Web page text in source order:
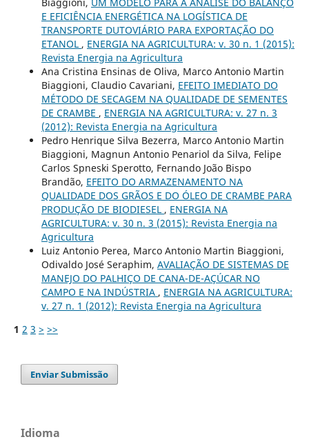
E EFICIÊNCIA ENERGÉTICA NA LOGÍSTICA DE
TRANSPORTE DUTOVIÁRIO PARA EXPORTAÇÃO DO
ETANOL , ENERGIA NA AGRICULTURA: v. 30 n. 1 (2015):
Revista Energia na Agricultura
Ana Cristina Ensinas de Oliva, Marco Antonio Martin
Biaggioni, Claudio Cavariani, EFEITO IMEDIATO DO
MÉTODO DE SECAGEM NA QUALIDADE DE SEMENTES
DE CRAMBE , ENERGIA NA AGRICULTURA: v. 27 n. 3
(2012): Revista Energia na Agricultura
Pedro Henrique Silva Bezerra, Marco Antonio Martin
Biaggioni, Magnun Antonio Penariol da Silva, Felipe
Carlos Spneski Sperotto, Fernando João Bispo
Brandão, EFEITO DO ARMAZENAMENTO NA
QUALIDADE DOS GRÃOS E DO ÓLEO DE CRAMBE PARA
PRODUÇÃO DE BIODIESEL , ENERGIA NA
AGRICULTURA: v. 30 n. 3 (2015): Revista Energia na
Agricultura
Luiz Antonio Perea, Marco Antonio Martin Biaggioni,
Odivaldo José Seraphim, AVALIAÇÃO DE SISTEMAS DE
MANEJO DO PALHIÇO DE CANA-DE-AÇÚCAR NO
CAMPO E NA INDÚSTRIA , ENERGIA NA AGRICULTURA:
v. 27 n. 1 (2012): Revista Energia na Agricultura
1 2 3 > >>
Enviar Submissão
Idioma